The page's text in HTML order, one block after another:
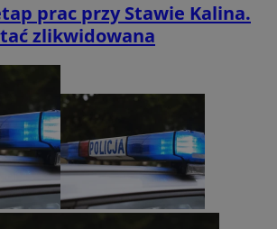
prac przy Stawie Kalina.
zlikwidowana